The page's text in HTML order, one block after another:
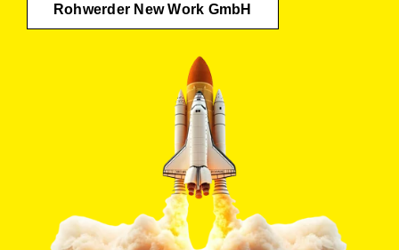
Rohwerder New Work GmbH